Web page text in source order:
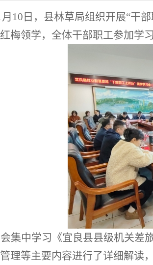
月 10 日，县林草局组织开展“干
梅领学，全体干部职工参加学
集中学习《宜良县县级机关差
理等主要内容进行了详细解读